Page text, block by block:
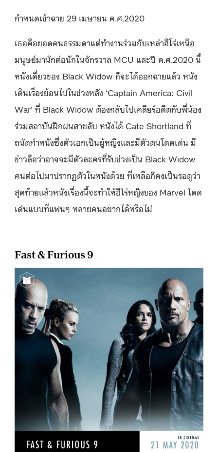
กำหนดเข้าฉาย 29 เมษายน ค.ศ.2020
เธอคือยอดคนธรรมดาแต่ทำงานร่วมกับเหล่าฮีโร่เหนือ
มนุษย์มานักต่อนักในจักรวาล MCU และปี ค.ศ.2020 นี้
หนังเดี่ยวของ Black Widow ก็จะได้ออกฉายแล้ว หนัง
เดินเรื่องย้อนไปในช่วงหลัง ‘Captain America: Civil
War’ ที่ Black Widow ต้องกลับไปเคลียร์อดีตกับพี่น้อง
ร่วมสถาบันฝึกฝนสายลับ หนังได้ Cate Shortland ที่
ถนัดทำหนังซึ่งตัวเอกเป็นผู้หญิงและมีตัวตนโดดเด่น มี
ข่าวลือว่าอาจจะมีตัวละครที่รับช่วงเป็น Black Widow
คนต่อไปมาปรากฏตัวในหนังด้วย ที่เหลือก็คงเป็นรอดูว่า
สุดท้ายแล้วหนังเรื่องนี้จะทำให้ฮีโร่หญิงของ Marvel โดด
เด่นแบบที่แฟนๆ หลายคนอยากได้หรือไม่
Fast & Furious 9